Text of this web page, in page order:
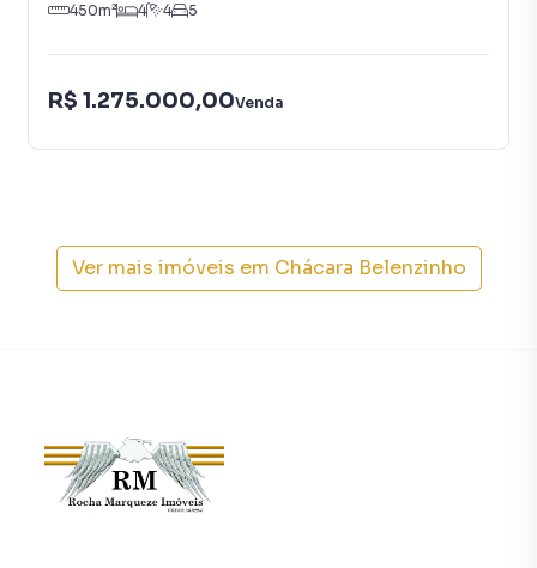
450m² 4 4 5
R$ 1.275.000,00Venda
Ver mais imóveis em Chácara Belenzinho